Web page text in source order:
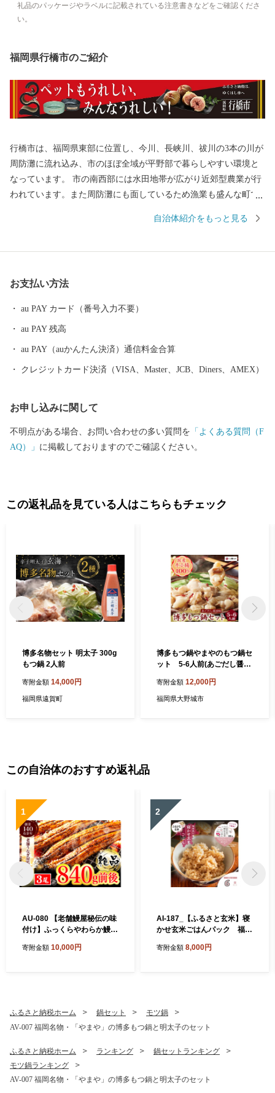
礼品のパッケージやラベルに記載されている注意書きなどをご確認くださ
い。
福岡県行橋市のご紹介
行橋市は、福岡県東部に位置し、今川、長峡川、祓川の3本の川が
周防灘に流れ込み、市のほぼ全域が平野部で暮らしやすい環境と
なっています。 市の南西部には水田地帯が広がり近郊型農業が行
われています。また周防灘にも面しているため漁業も盛んな町で
が開通し一層インフラの整備が進み、京築地区の中核都市として
自治体紹介をもっと見る
お支払い方法
au PAY カード（番号入力不要）
au PAY 残高
au PAY（auかんたん決済）通信料金合算
クレジットカード決済（VISA、Master、JCB、Diners、AMEX）
お申し込みに関して
不明点がある場合、お問い合わせの多い質問を 「よくある質問（F
AQ）」 に掲載しておりますのでご確認ください。
この返礼品を見ている人はこちらもチェック
博多名物セット 明太子 300g
もつ鍋 2人前
寄附金額 14,000円
福岡県遠賀町
博多もつ鍋やまやのもつ鍋セ
ット 5-6人前(あごだし醤油
し 醤油味 やまや メーカー 福
岡 人気 おすすめ 送料込み 贈
寄附金額 12,000円
福岡県大野城市
この自治体のおすすめ返礼品
1
AU-080 【老舗鰻屋秘伝の味
付け】ふっくらやわらか鰻の
寄附金額 10,000円
2
AI-187_【ふるさと玄米】寝
かせ玄米ごはんパック 福岡
ト】
寄附金額 8,000円
ふるさと納税ホーム 鍋セット
モツ鍋
AV-007 福岡名物・「やまや」の博多もつ鍋と明太子のセット
ふるさと納税ホーム ランキング
鍋セットランキング
モツ鍋ランキング
AV-007 福岡名物・「やまや」の博多もつ鍋と明太子のセット